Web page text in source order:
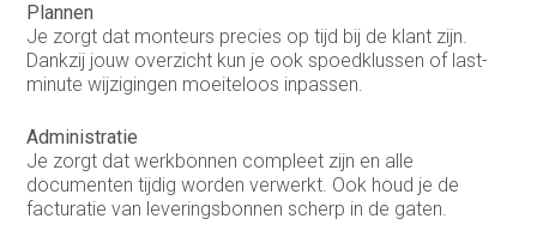
Plannen
Je zorgt dat monteurs precies op tijd bij de klant zijn.
Dankzij jouw overzicht kun je ook spoedklussen of last-
minute wijzigingen moeiteloos inpassen.
Administratie
Je zorgt dat werkbonnen compleet zijn en alle
documenten tijdig worden verwerkt. Ook houd je de
facturatie van leveringsbonnen scherp in de gaten.
Projectmanager
Purchasing Officer
Sales engineer
Sales representative